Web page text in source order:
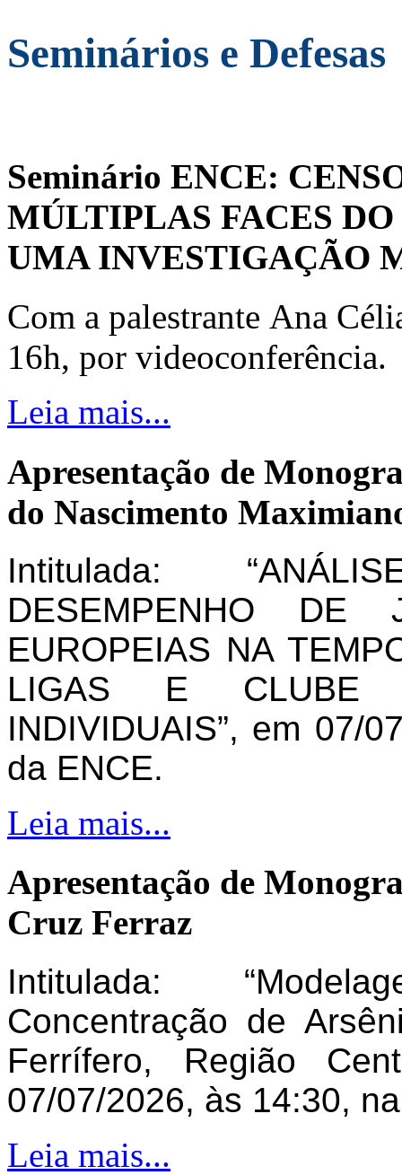
Seminários e Defesas
Seminário ENCE:
MÚLTIPLAS FACES
UMA INVESTIGAÇÃO
Com a palestrante Ana
16h, por videoconferência.
Leia mais...
Apresentação de
do Nascimento
Intitulada:
DESEMPENHO DE
EUROPEIAS NA
LIGAS E CLUBE
INDIVIDUAIS”, em 07/
da ENCE.
Leia mais...
Apresentação de
Cruz Ferraz
Intitulada:
Concentração de
Ferrífero, Região
07/07/2026, às 14:30,
Leia mais...